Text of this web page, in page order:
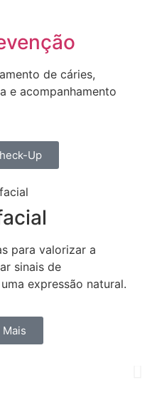
de cáries,
e acompanhamento
Up
para valorizar a
sinais de
expressão natural.
Mais